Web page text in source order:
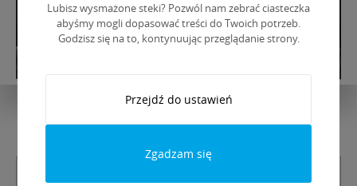
Lubisz wysmażone steki? Pozwól nam zebrać ciasteczka
abyśmy mogli dopasować treści do Twoich potrzeb.
Godzisz się na to, kontynuując przeglądanie strony.
Przejdź do ustawień
Zgadzam się